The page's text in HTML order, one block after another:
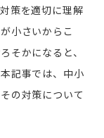
策を適切に理解
小さいからこ
そかになると、
記事では、中小
の対策について